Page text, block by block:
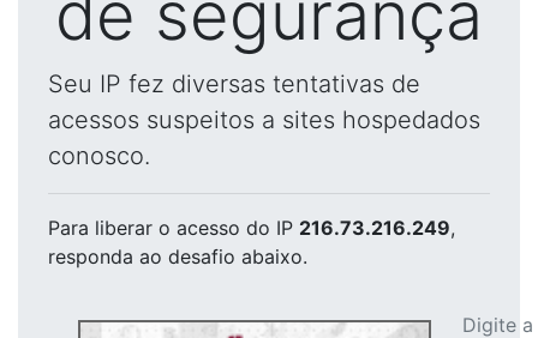
Seu IP fez diversas tentativas de
acessos suspeitos a sites hospedados
conosco.
Para liberar o acesso do IP 216.73.216.249,
responda ao desafio abaixo.
Digite